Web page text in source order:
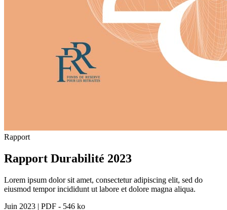
Rapport
Rapport Durabilité 2023
Lorem ipsum dolor sit amet, consectetur adipiscing elit, sed do
eiusmod tempor incididunt ut labore et dolore magna aliqua.
Juin 2023 | PDF - 546 ko